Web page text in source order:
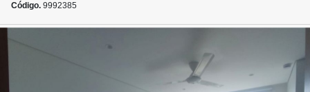
Código. 9992385